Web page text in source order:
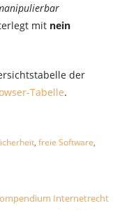
mit nein
der
Tabelle.
, freie Software,
Internetrecht